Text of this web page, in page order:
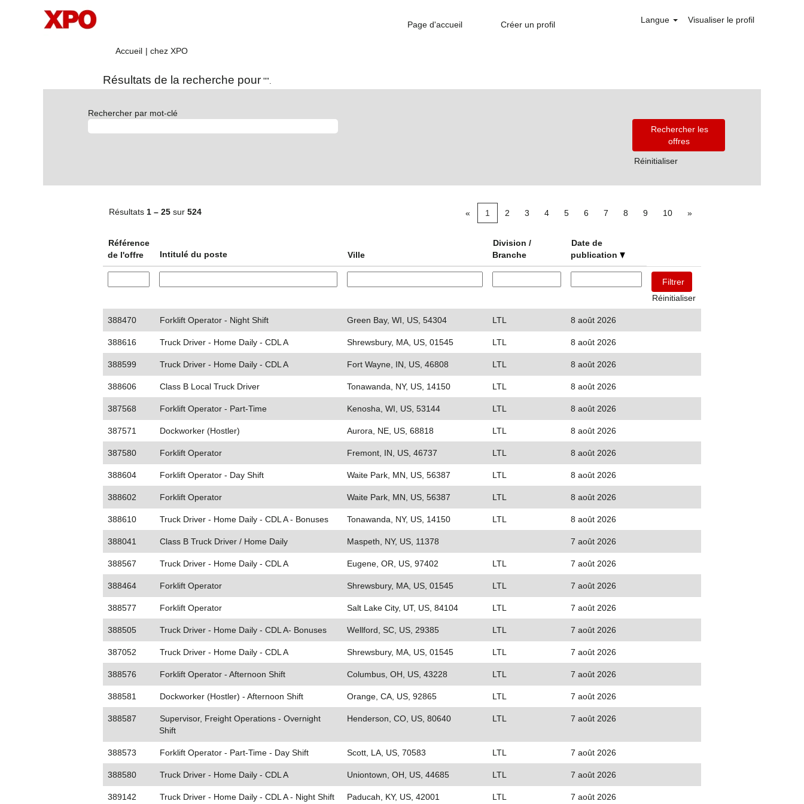
Page d'accueil Créer un profil Langue Visualiser le profil
Accueil | chez XPO(page
Résultats de la recherche pour "".
Rechercher par mot-clé
Réinitialiser
Résultats 1 – 25 sur 524 « 1 2 3 4 5 6 7 8 9 10 »
Référence
de l'offre
Intitulé du poste Ville
Division /
Branche
Date de
publication
Réinitialiser
388470 Forklift Operator - Night Shift Green Bay, WI, US, 54304 LTL 8 août 2026
388616 Truck Driver - Home Daily - CDL A Shrewsbury, MA, US, 01545 LTL 8 août 2026
388599 Truck Driver - Home Daily - CDL A Fort Wayne, IN, US, 46808 LTL 8 août 2026
388606 Class B Local Truck Driver Tonawanda, NY, US, 14150 LTL 8 août 2026
387568 Forklift Operator - Part-Time Kenosha, WI, US, 53144 LTL 8 août 2026
387571 Dockworker (Hostler) Aurora, NE, US, 68818 LTL 8 août 2026
387580 Forklift Operator Fremont, IN, US, 46737 LTL 8 août 2026
388604 Forklift Operator - Day Shift Waite Park, MN, US, 56387 LTL 8 août 2026
388602 Forklift Operator Waite Park, MN, US, 56387 LTL 8 août 2026
388610 Truck Driver - Home Daily - CDL A - Bonuses Tonawanda, NY, US, 14150 LTL 8 août 2026
388041 Class B Truck Driver / Home Daily Maspeth, NY, US, 11378 7 août 2026
388567 Truck Driver - Home Daily - CDL A Eugene, OR, US, 97402 LTL 7 août 2026
388464 Forklift Operator Shrewsbury, MA, US, 01545 LTL 7 août 2026
388577 Forklift Operator Salt Lake City, UT, US, 84104 LTL 7 août 2026
388505 Truck Driver - Home Daily - CDL A- Bonuses Wellford, SC, US, 29385 LTL 7 août 2026
387052 Truck Driver - Home Daily - CDL A Shrewsbury, MA, US, 01545 LTL 7 août 2026
388576 Forklift Operator - Afternoon Shift Columbus, OH, US, 43228 LTL 7 août 2026
388581 Dockworker (Hostler) - Afternoon Shift Orange, CA, US, 92865 LTL 7 août 2026
388587
Supervisor, Freight Operations - Overnight
Shift
Henderson, CO, US, 80640 LTL 7 août 2026
388573 Forklift Operator - Part-Time - Day Shift Scott, LA, US, 70583 LTL 7 août 2026
388580 Truck Driver - Home Daily - CDL A Uniontown, OH, US, 44685 LTL 7 août 2026
389142 Truck Driver - Home Daily - CDL A - Night Shift Paducah, KY, US, 42001 LTL 7 août 2026